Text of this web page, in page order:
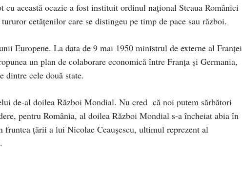
cu această ocazie a fost instituit ordinul național Steaua României
cetățenilor care se distingeu pe timp de pace sau război.
Europene. La data de 9 mai 1950 ministrul de externe al Franței
un plan de colaborare economică între Franţa şi Germania,
dintre cele două state.
de-al doilea Război Mondial. Nu cred că noi putem sărbători
pentru România, al doilea Război Mondial s-a încheiat abia în
fruntea țării a lui Nicolae Ceaușescu, ultimul reprezent al